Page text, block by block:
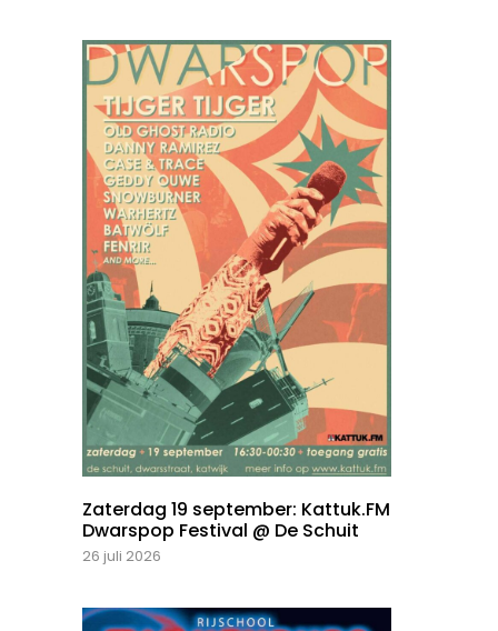
Zaterdag 19 september: Kattuk.FM
Dwarspop Festival @ De Schuit
26 juli 2026